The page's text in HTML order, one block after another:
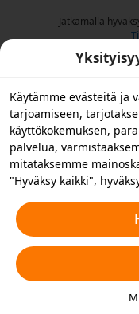
Jatkamalla
Käytämme evästeitä ja
tarjoamiseen,
käyttökokemuksen,
palvelua,
mitataksemme
"Hyväksy kaikki",
käytämme laitteellasi
mainontatarkoituksiin.
välttämättömät
haluat hyväksyä tai
evästeitä" alla tai
Lisätietoja varten katso